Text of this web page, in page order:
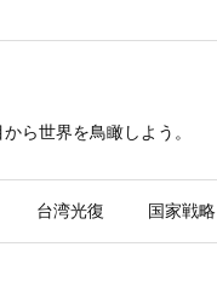
ら世界を鳥瞰しよう。
台湾光復 国家戦略